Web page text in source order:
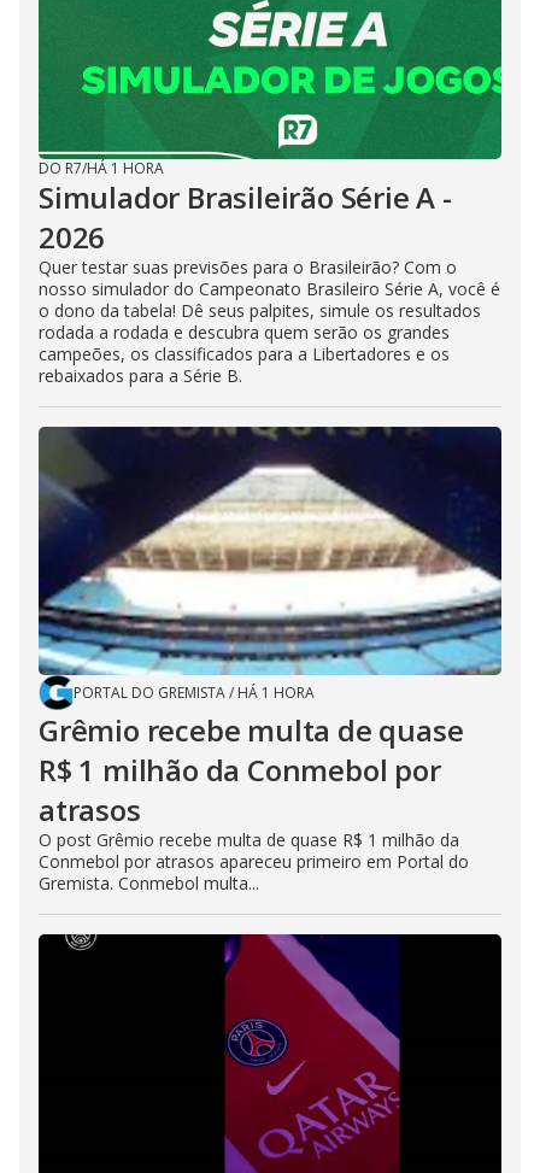
DO R7/HÁ 1 HORA
Simulador Brasileirão Série A -
2026
Quer testar suas previsões para o Brasileirão? Com o
nosso simulador do Campeonato Brasileiro Série A, você é
o dono da tabela! Dê seus palpites, simule os resultados
rodada a rodada e descubra quem serão os grandes
campeões, os classificados para a Libertadores e os
rebaixados para a Série B.
PORTAL DO GREMISTA/ HÁ 1 HORA
Grêmio recebe multa de quase
R$ 1 milhão da Conmebol por
atrasos
O post Grêmio recebe multa de quase R$ 1 milhão da
Conmebol por atrasos apareceu primeiro em Portal do
Gremista. Conmebol multa...